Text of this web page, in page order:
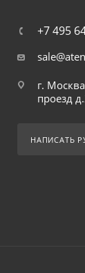
+7 495
г.
проезд
НАПИСАТЬ